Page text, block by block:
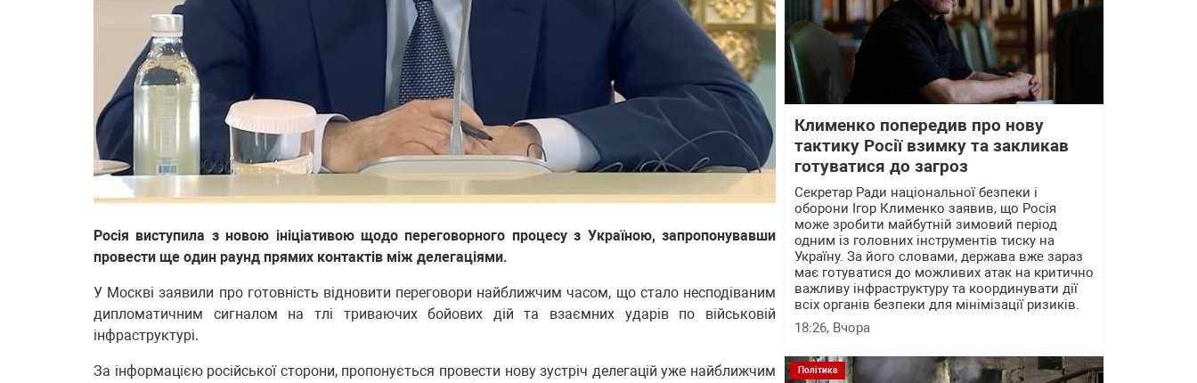
Росія виступила з новою ініціативою щодо переговорного процесу з Україною, запропонувавши
провести ще один раунд прямих контактів між делегаціями.
У Москві заявили про готовність відновити переговори найближчим часом, що стало несподіваним
дипломатичним сигналом на тлі триваючих бойових дій та взаємних ударів по військовій
інфраструктурі.
За інформацією російської сторони, пропонується провести нову зустріч делегацій уже найближчим
Клименко попередив про нову
тактику Росії взимку та закликав
готуватися до загроз
Секретар Ради національної безпеки і
оборони Ігор Клименко заявив, що Росія
може зробити майбутній зимовий період
одним із головних інструментів тиску на
Україну. За його словами, держава вже зараз
має готуватися до можливих атак на критично
важливу інфраструктуру та координувати дії
всіх органів безпеки для мінімізації ризиків.
18:26, Вчора
Політика